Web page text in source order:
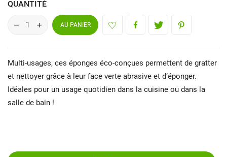
QUANTITÉ
AU PANIER
Multi-usages, ces éponges éco-conçues permettent de gratter
et nettoyer grâce à leur face verte abrasive et d’éponger.
Idéales pour un usage quotidien dans la cuisine ou dans la
salle de bain !